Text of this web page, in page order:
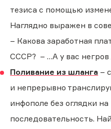
тезиса с помощью
Наглядно выражен в
– Какова заработная
СССР? – …А у вас негров
Поливание из шланга –
и непрерывно
инфополе без оглядки
последовательность.